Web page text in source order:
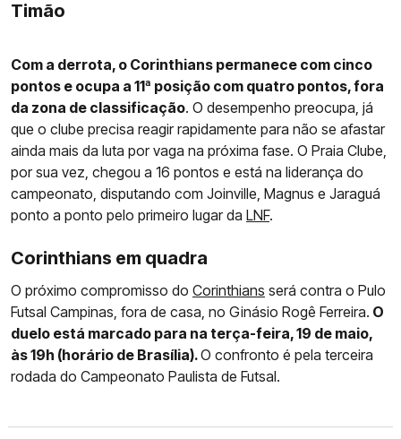
Timão
Com a derrota, o Corinthians permanece com cinco
pontos e ocupa a 11ª posição com quatro pontos, fora
da zona de classificação. O desempenho preocupa, já
que o clube precisa reagir rapidamente para não se afastar
ainda mais da luta por vaga na próxima fase. O Praia Clube,
por sua vez, chegou a 16 pontos e está na liderança do
campeonato, disputando com Joinville, Magnus e Jaraguá
ponto a ponto pelo primeiro lugar da LNF.
Corinthians em quadra
O próximo compromisso do Corinthians será contra o Pulo
Futsal Campinas, fora de casa, no Ginásio Rogê Ferreira. O
duelo está marcado para na terça-feira, 19 de maio,
às 19h (horário de Brasília).O confronto é pela terceira
rodada do Campeonato Paulista de Futsal.